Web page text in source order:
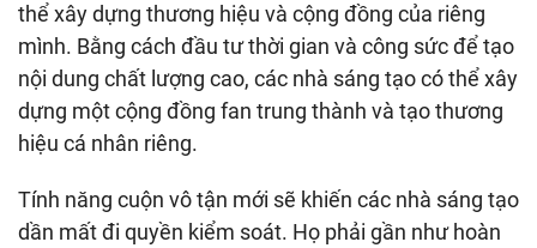
thể xây dựng thương hiệu và cộng đồng của riêng
mình. Bằng cách đầu tư thời gian và công sức để tạo
nội dung chất lượng cao, các nhà sáng tạo có thể xây
dựng một cộng đồng fan trung thành và tạo thương
hiệu cá nhân riêng.
Tính năng cuộn vô tận mới sẽ khiến các nhà sáng tạo
dần mất đi quyền kiểm soát. Họ phải gần như hoàn